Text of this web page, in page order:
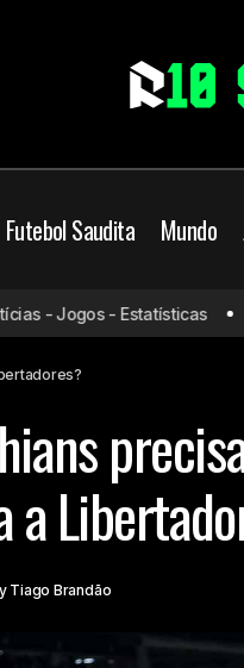
Futebol Saudita Mundo
Corinthians O que o
- Jogos - Estatísticas
a
Tiago Brandão